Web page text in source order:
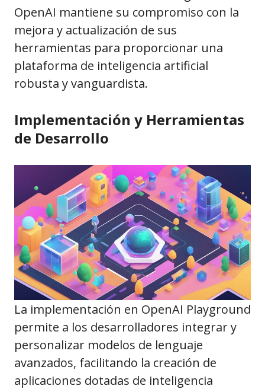
OpenAI mantiene su compromiso con la
mejora y actualización de sus
herramientas para proporcionar una
plataforma de inteligencia artificial
robusta y vanguardista.
Implementación y Herramientas
de Desarrollo
La implementación en OpenAI Playground
permite a los desarrolladores integrar y
personalizar modelos de lenguaje
avanzados, facilitando la creación de
aplicaciones dotadas de inteligencia